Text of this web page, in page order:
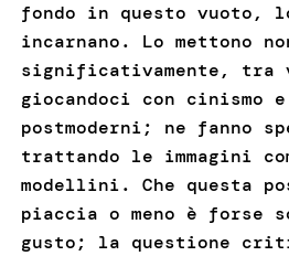
fondo in questo vuoto,
incarnano. Lo mettono
significativamente, tra
giocandoci con cinismo
postmoderni; ne fanno
trattando le immagini
modellini. Che questa
piaccia o meno è forse
gusto; la questione